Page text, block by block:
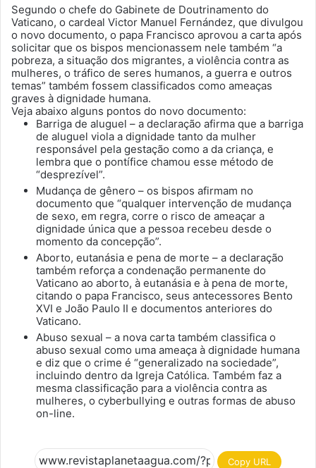
Segundo o chefe do Gabinete de Doutrinamento do
Vaticano, o cardeal Victor Manuel Fernández, que divulgou
o novo documento, o papa Francisco aprovou a carta após
solicitar que os bispos mencionassem nele também “a
pobreza, a situação dos migrantes, a violência contra as
mulheres, o tráfico de seres humanos, a guerra e outros
temas” também fossem classificados como ameaças
graves à dignidade humana.
Veja abaixo alguns pontos do novo documento:
Barriga de aluguel – a declaração afirma que a barriga
de aluguel viola a dignidade tanto da mulher
responsável pela gestação como a da criança, e
lembra que o pontífice chamou esse método de
“desprezível”.
Mudança de gênero – os bispos afirmam no
documento que “qualquer intervenção de mudança
de sexo, em regra, corre o risco de ameaçar a
dignidade única que a pessoa recebeu desde o
momento da concepção”.
Aborto, eutanásia e pena de morte – a declaração
também reforça a condenação permanente do
Vaticano ao aborto, à eutanásia e à pena de morte,
citando o papa Francisco, seus antecessores Bento
XVI e João Paulo II e documentos anteriores do
Vaticano.
Abuso sexual – a nova carta também classifica o
abuso sexual como uma ameaça à dignidade humana
e diz que o crime é “generalizado na sociedade”,
incluindo dentro da Igreja Católica. Também faz a
mesma classificação para a violência contra as
mulheres, o cyberbullying e outras formas de abuso
on-line.
Copy URL